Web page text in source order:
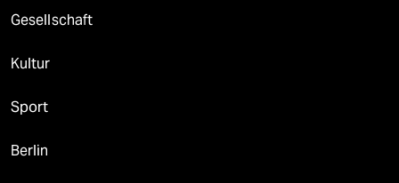
Gesellschaft
Kultur
Sport
Berlin